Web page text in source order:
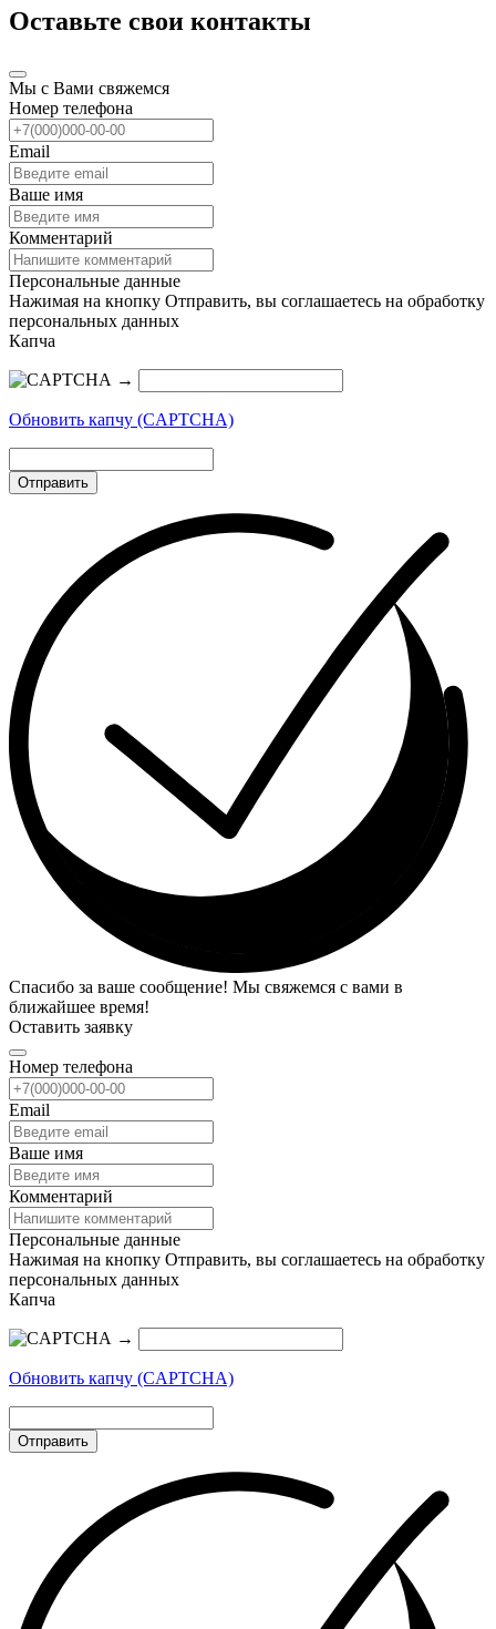
Оставьте свои контакты
Мы с Вами свяжемся
Номер телефона
Email
Ваше имя
Комментарий
Персональные данные
Нажимая на кнопку Отправить, вы соглашаетесь на обработку
персональных данных
Капча
→
Обновить капчу (CAPTCHA)
Отправить
Спасибо за ваше сообщение! Мы свяжемся с вами в
ближайшее время!
Оставить заявку
Номер телефона
Email
Ваше имя
Комментарий
Персональные данные
Нажимая на кнопку Отправить, вы соглашаетесь на обработку
персональных данных
Капча
→
Обновить капчу (CAPTCHA)
Отправить